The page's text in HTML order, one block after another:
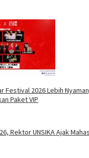
Festival 2026 Lebih
Paket VIP
Rektor UNSIKA Ajak